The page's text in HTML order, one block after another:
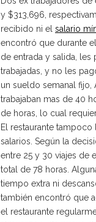
y $313,696,
recibido ni el salario
encontró que durante
de entrada y salida, les
trabajadas, y no les
un sueldo semanal
trabajaban mas de 40
de horas, lo cual
El restaurante
salarios. Según la
entre 25 y 30 viajes de
total de 78 horas.
tiempo extra ni
también encontró que
el restaurante